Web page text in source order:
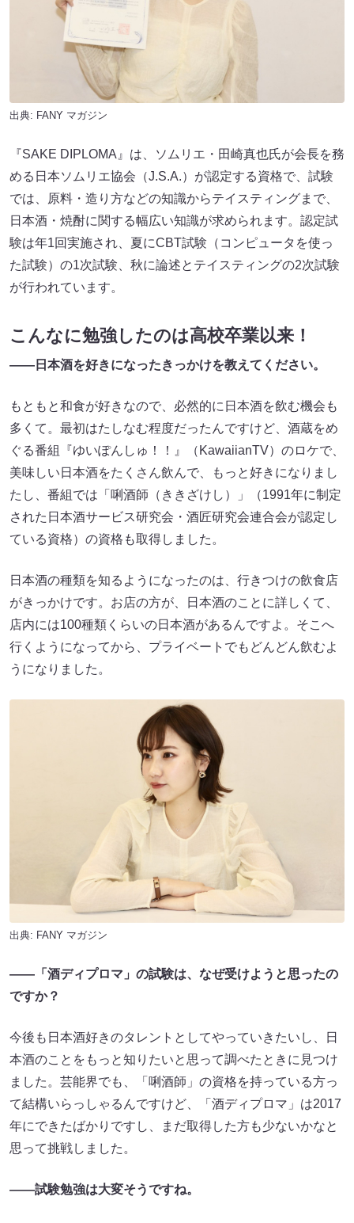
出典: FANY マガジン
『SAKE DIPLOMA』は、ソムリエ・田崎真也氏が会長を務
める日本ソムリエ協会（J.S.A.）が認定する資格で、試験
では、原料・造り方などの知識からテイスティングまで、
日本酒・焼酎に関する幅広い知識が求められます。認定試
験は年1回実施され、夏にCBT試験（コンピュータを使っ
た試験）の1次試験、秋に論述とテイスティングの2次試験
が行われています。
こんなに勉強したのは高校卒業以来！
――日本酒を好きになったきっかけを教えてください。
もともと和食が好きなので、必然的に日本酒を飲む機会も
多くて。最初はたしなむ程度だったんですけど、酒蔵をめ
ぐる番組『ゆいぽんしゅ！！』（KawaiianTV）のロケで、
美味しい日本酒をたくさん飲んで、もっと好きになりまし
たし、番組では「唎酒師（ききざけし）」（1991年に制定
された日本酒サービス研究会・酒匠研究会連合会が認定し
ている資格）の資格も取得しました。
日本酒の種類を知るようになったのは、行きつけの飲食店
がきっかけです。お店の方が、日本酒のことに詳しくて、
店内には100種類くらいの日本酒があるんですよ。そこへ
行くようになってから、プライベートでもどんどん飲むよ
うになりました。
出典: FANY マガジン
――「酒ディプロマ」の試験は、なぜ受けようと思ったの
ですか？
今後も日本酒好きのタレントとしてやっていきたいし、日
本酒のことをもっと知りたいと思って調べたときに見つけ
ました。芸能界でも、「唎酒師」の資格を持っている方っ
て結構いらっしゃるんですけど、「酒ディプロマ」は2017
年にできたばかりですし、まだ取得した方も少ないかなと
思って挑戦しました。
――試験勉強は大変そうですね。